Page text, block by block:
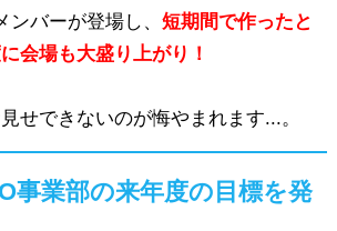
バーが登場し、 短期間で作ったと
会場も大盛り上がり！
せできないのが悔やまれます...。
事業部の来年度の目標を発